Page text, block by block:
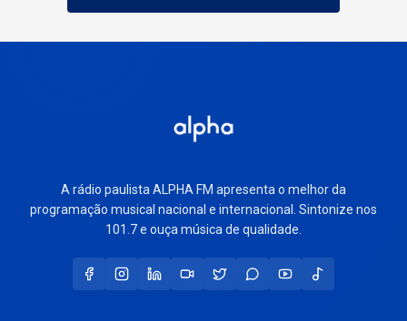
A rádio paulista ALPHA FM apresenta o melhor da
programação musical nacional e internacional. Sintonize nos
101.7 e ouça música de qualidade.